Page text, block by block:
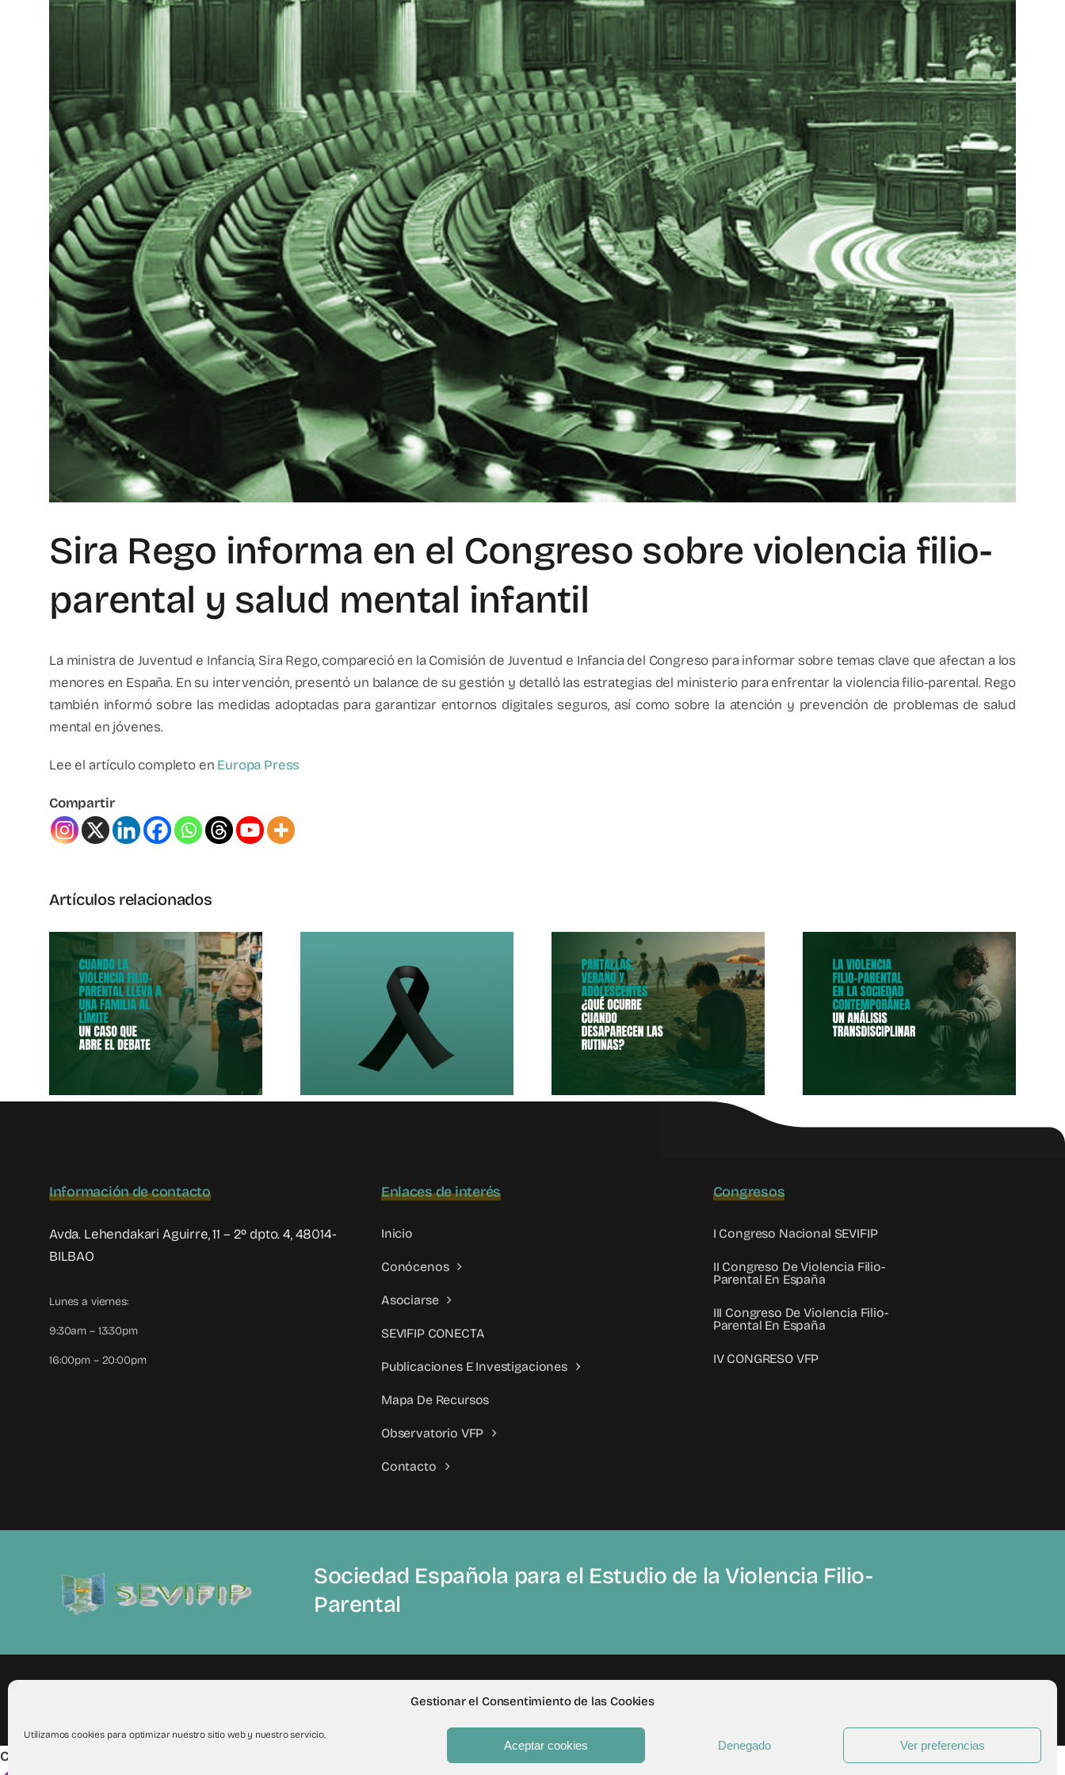
Gestionar el Consentimiento de las Cookies
Utilizamos cookies para optimizar nuestro sitio web y nuestro servicio.
Aceptar cookies Denegado Ver preferencias
Sira Rego informa en el Congreso sobre violencia filio-
parental y salud mental infantil
La ministra de Juventud e Infancia, Sira Rego, compareció en la Comisión de Juventud e Infancia del Congreso para informar sobre temas clave que afectan a los
menores en España. En su intervención, presentó un balance de su gestión y detalló las estrategias del ministerio para enfrentar la violencia filio-parental. Rego
también informó sobre las medidas adoptadas para garantizar entornos digitales seguros, así como sobre la atención y prevención de problemas de salud
mental en jóvenes.
Lee el artículo completo en Europa Press
Compartir
Artículos relacionados
Apoyo Al Pueblo
De Venezuela
Pantallas,
Verano Y
Adolescentes
La Violencia Filio-
Parental En La
Sociedad
Contemporánea
Información de contacto
Avda. Lehendakari Aguirre, 11 – 2º dpto. 4, 48014-
BILBAO
Lunes a viernes:
9:30am – 13:30pm
16:00pm – 20:00pm
Enlaces de interés
Inicio
Conócenos
Asociarse
SEVIFIP CONECTA
Publicaciones E Investigaciones
Mapa De Recursos
Observatorio VFP
Contacto
Congresos
I Congreso Nacional SEVIFIP
II Congreso De Violencia Filio-
Parental En España
III Congreso De Violencia Filio-
Parental En España
IV CONGRESO VFP
Sociedad Española para el Estudio de la Violencia Filio-
Parental
Compartir